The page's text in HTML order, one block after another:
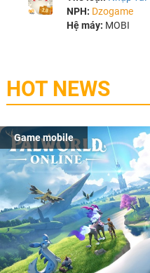
NPH: Dzogame
Hệ máy: MOBI
HOT NEWS
Game mobile